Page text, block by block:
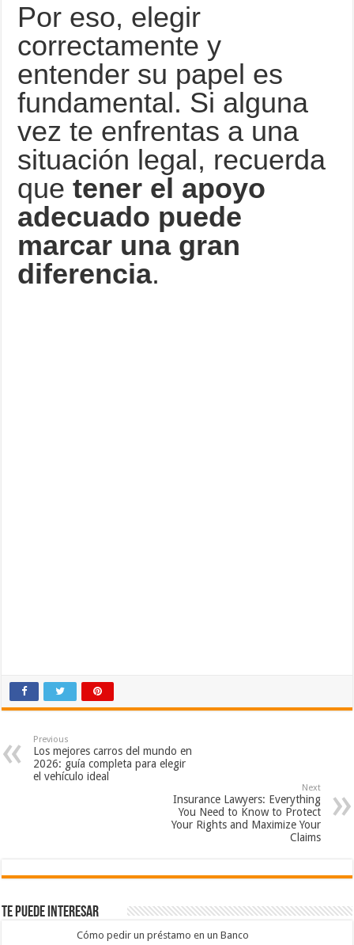
Por eso, elegir
correctamente y
entender su papel es
fundamental. Si alguna
vez te enfrentas a una
situación legal, recuerda
quetener el apoyo
adecuado puede
marcar una gran
diferencia.
Previous
Los mejores carros del mundo en
2026: guía completa para elegir
el vehículo ideal
Next
Insurance Lawyers: Everything
You Need to Know to Protect
Your Rights and Maximize Your
Claims
Te Puede Interesar
Cómo pedir un préstamo en un Banco